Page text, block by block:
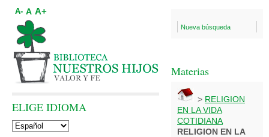
Nueva búsqueda
Materias
> RELIGION
EN LA VIDA
COTIDIANA
RELIGION EN LA
A- A A+
ELIGE IDIOMA